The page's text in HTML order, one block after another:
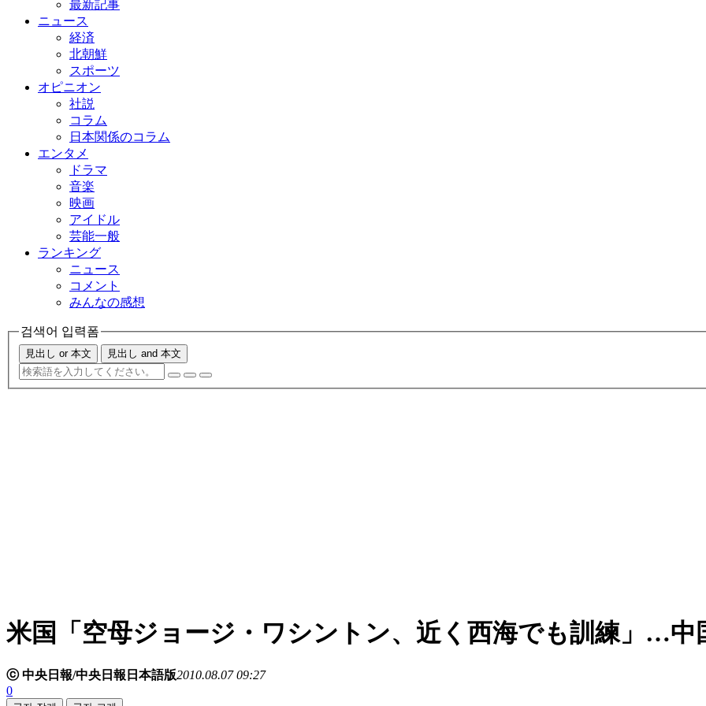
最新記事
ニュース
経済
北朝鮮
スポーツ
オピニオン
社説
コラム
日本関係のコラム
エンタメ
ドラマ
音楽
映画
アイドル
芸能一般
ランキング
ニュース
コメント
みんなの感想
검색어 입력폼
見出し or 本文 見出し and 本文
米国「空母ジョージ・ワシントン、近く西海でも訓練」…中
ⓒ 中央日報/中央日報日本語版2010.08.07 09:27
0